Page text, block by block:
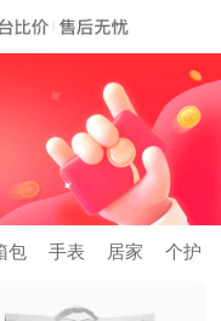
包 手表 居家 个护